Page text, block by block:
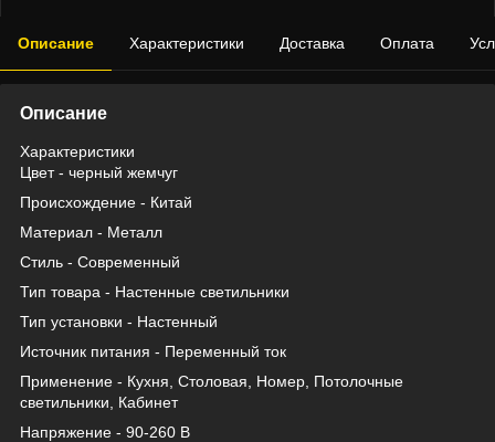
Описание Характеристики Доставка Оплата
Описание
Характеристики
Цвет - черный жемчуг
Происхождение - Китай
Материал - Металл
Стиль - Современный
Тип товара - Настенные светильники
Тип установки - Настенный
Источник питания - Переменный ток
Применение - Кухня, Столовая, Номер, Потолочные
светильники, Кабинет
Напряжение - 90-260 В